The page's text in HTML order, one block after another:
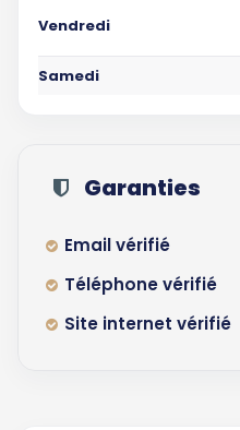
Vendredi
Samedi
Garanties
Email vérifié
Téléphone vérifié
Site internet vérifié